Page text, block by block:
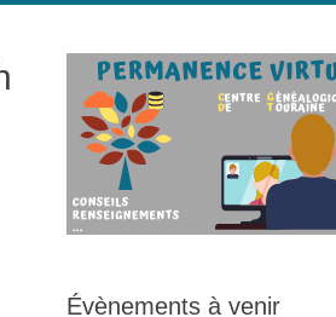
Évènements à venir